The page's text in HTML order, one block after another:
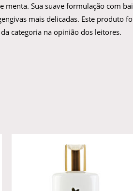
menta. Sua suave formulação com
mais delicadas. Este produto
categoria na opinião dos leitores.